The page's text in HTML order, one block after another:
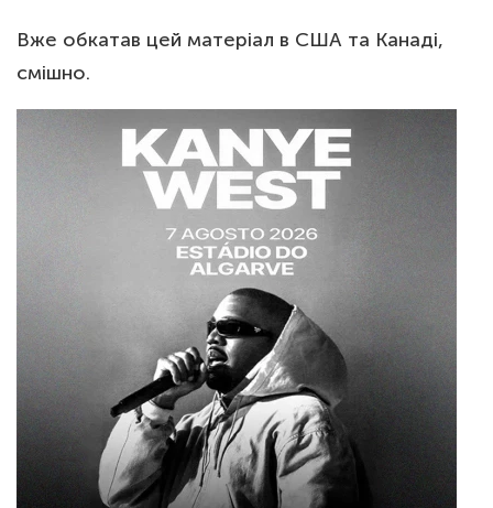
Вже обкатав цей матеріал в США та Канаді,
смішно.